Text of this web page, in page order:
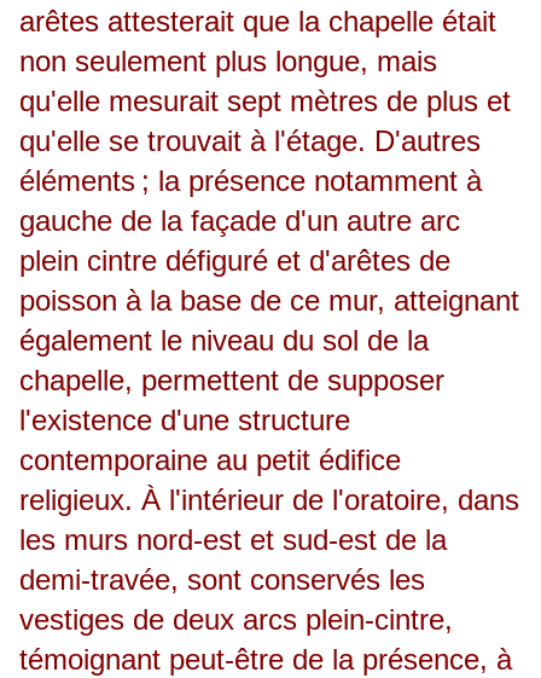
arêtes attesterait que la chapelle était
non seulement plus longue, mais
qu'elle mesurait sept mètres de plus et
qu'elle se trouvait à l'étage. D'autres
éléments ; la présence notamment à
gauche de la façade d'un autre arc
plein cintre défiguré et d'arêtes de
poisson à la base de ce mur, atteignant
également le niveau du sol de la
chapelle, permettent de supposer
l'existence d'une structure
contemporaine au petit édifice
religieux. À l'intérieur de l'oratoire, dans
les murs nord-est et sud-est de la
demi-travée, sont conservés les
vestiges de deux arcs plein-cintre,
témoignant peut-être de la présence, à